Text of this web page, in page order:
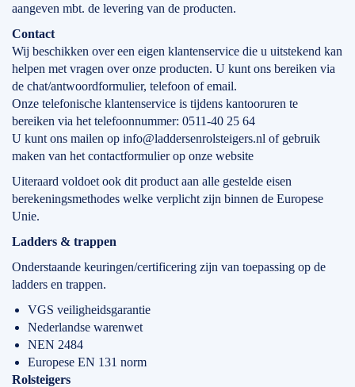
aangeven mbt. de levering van de producten.
Contact
Wij beschikken over een eigen klantenservice die u uitstekend kan
helpen met vragen over onze producten. U kunt ons bereiken via
de chat/antwoordformulier, telefoon of email.
Onze telefonische klantenservice is tijdens kantooruren te
bereiken via het telefoonnummer: 0511-40 25 64
U kunt ons mailen op info@laddersenrolsteigers.nl of gebruik
maken van het contactformulier op onze website
Uiteraard voldoet ook dit product aan alle gestelde eisen
berekeningsmethodes welke verplicht zijn binnen de Europese
Unie.
Ladders & trappen
Onderstaande keuringen/certificering zijn van toepassing op de
ladders en trappen.
VGS veiligheidsgarantie
Nederlandse warenwet
NEN 2484
Europese EN 131 norm
Rolsteigers